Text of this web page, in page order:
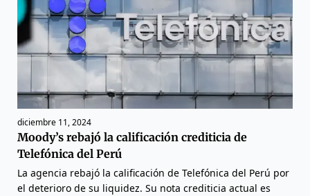
diciembre 11, 2024
Moody’s rebajó la calificación crediticia de
Telefónica del Perú
La agencia rebajó la calificación de Telefónica del Perú por
el deterioro de su liquidez. Su nota crediticia actual es